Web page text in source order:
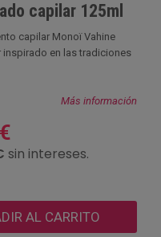
capilar 125ml
capilar Monoï Vahine
inspirado en las tradiciones
Más información
AL CARRITO